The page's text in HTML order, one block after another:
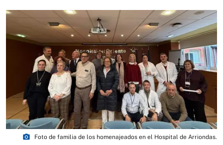
photo_camera Foto de familia de los homenajeados en el Hospital de Arriondas.